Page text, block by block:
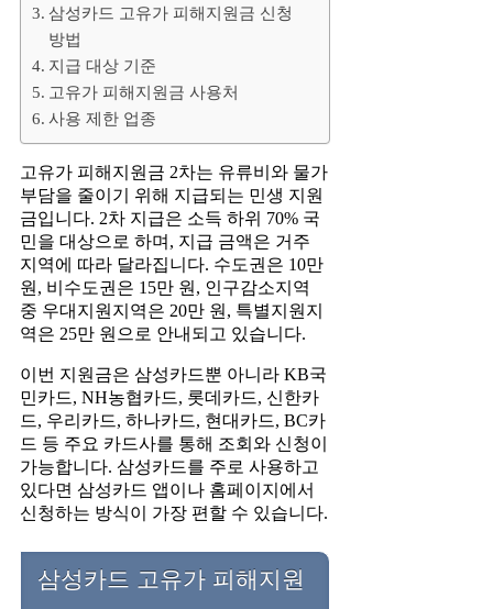
삼성카드 고유가 피해지원금 신청
방법
지급 대상 기준
고유가 피해지원금 사용처
사용 제한 업종
고유가 피해지원금 2차는 유류비와 물가
부담을 줄이기 위해 지급되는 민생 지원
금입니다. 2차 지급은 소득 하위 70% 국
민을 대상으로 하며, 지급 금액은 거주
지역에 따라 달라집니다. 수도권은 10만
원, 비수도권은 15만 원, 인구감소지역
중 우대지원지역은 20만 원, 특별지원지
역은 25만 원으로 안내되고 있습니다.
이번 지원금은 삼성카드뿐 아니라 KB국
민카드, NH농협카드, 롯데카드, 신한카
드, 우리카드, 하나카드, 현대카드, BC카
드 등 주요 카드사를 통해 조회와 신청이
가능합니다. 삼성카드를 주로 사용하고
있다면 삼성카드 앱이나 홈페이지에서
신청하는 방식이 가장 편할 수 있습니다.
삼성카드 고유가 피해지원